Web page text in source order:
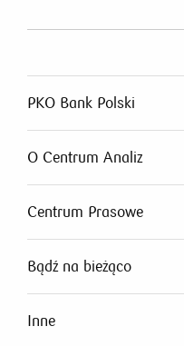
PKO Bank Polski
O Centrum Analiz
Centrum Prasowe
Bądź na bieżąco
Inne